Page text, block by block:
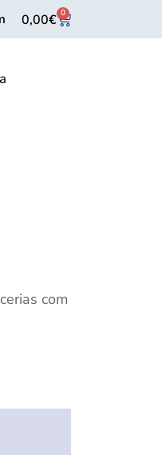
0,00€ 0
com